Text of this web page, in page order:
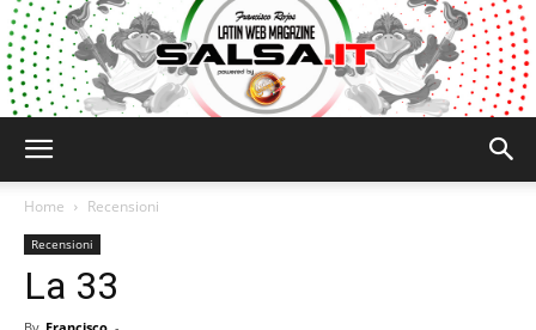
Home Recensioni
Recensioni
La 33